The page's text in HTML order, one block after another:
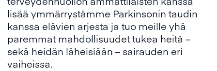
lisää ymmärrystämme Parkinsonin taudin
kanssa elävien arjesta ja tuo meille yhä
paremmat mahdollisuudet tukea heitä –
sekä heidän läheisiään – sairauden eri
vaiheissa.